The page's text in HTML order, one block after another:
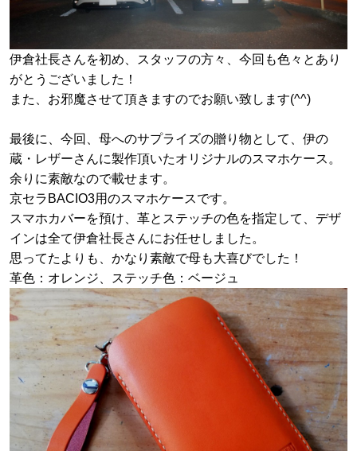
伊倉社長さんを初め、スタッフの方々、今回も色々とあり
がとうございました！
また、お邪魔させて頂きますのでお願い致します(^^)
最後に、今回、母へのサプライズの贈り物として、伊の
蔵・レザーさんに製作頂いたオリジナルのスマホケース。
余りに素敵なので載せます。
京セラBACIO3用のスマホケースです。
スマホカバーを預け、革とステッチの色を指定して、デザ
インは全て伊倉社長さんにお任せしました。
思ってたよりも、かなり素敵で母も大喜びでした！
革色：オレンジ、ステッチ色：ベージュ